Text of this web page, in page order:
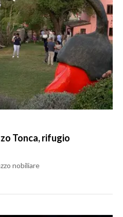
Tonca, rifugio
nobiliare